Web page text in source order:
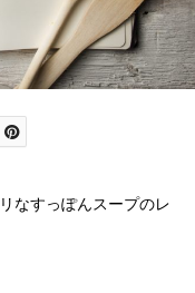
なすっぽんスープのレ